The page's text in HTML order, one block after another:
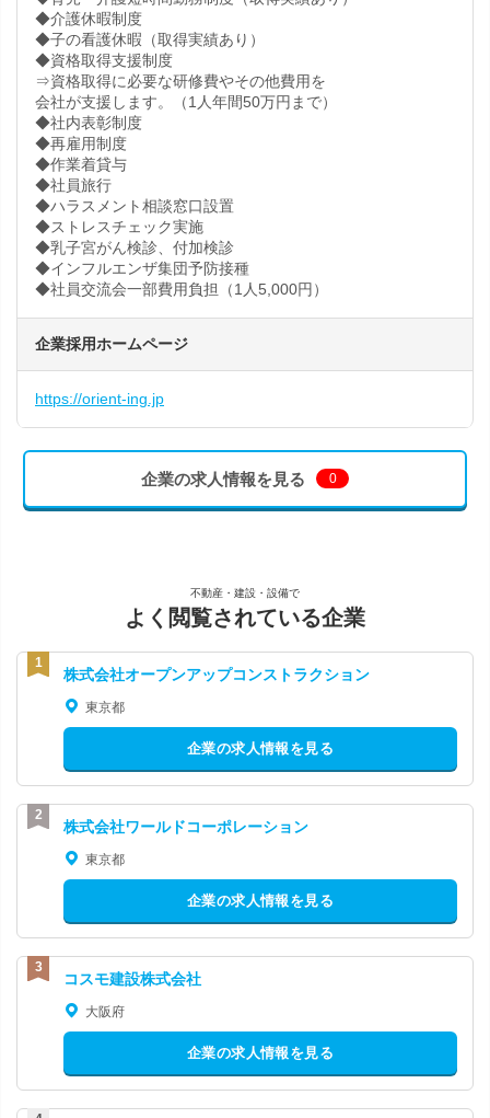
◆介護休暇制度
◆子の看護休暇（取得実績あり）
◆資格取得支援制度
⇒資格取得に必要な研修費やその他費用を
会社が支援します。（1人年間50万円まで）
◆社内表彰制度
◆再雇用制度
◆作業着貸与
◆社員旅行
◆ハラスメント相談窓口設置
◆ストレスチェック実施
◆乳子宮がん検診、付加検診
◆インフルエンザ集団予防接種
◆社員交流会一部費用負担（1人5,000円）
企業採用ホームページ
https://orient-ing.jp
企業の求人情報を見る 0
不動産・建設・設備で
よく閲覧されている企業
株式会社オープンアップコンストラクション
東京都
企業の求人情報を見る
株式会社ワールドコーポレーション
東京都
企業の求人情報を見る
コスモ建設株式会社
大阪府
企業の求人情報を見る